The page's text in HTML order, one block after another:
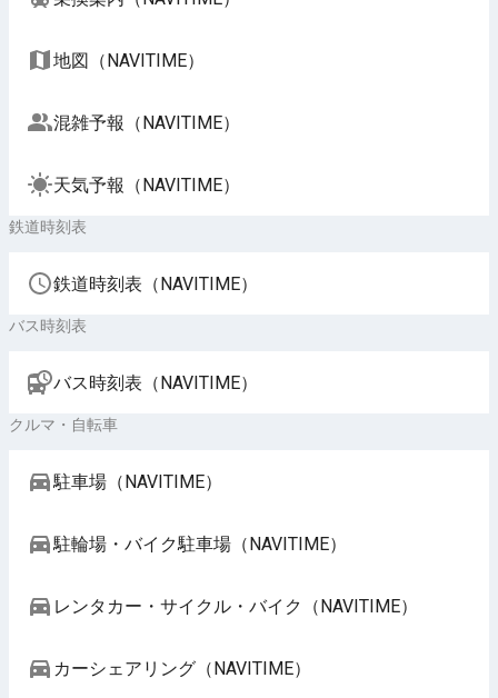
地図（NAVITIME）
混雑予報（NAVITIME）
天気予報（NAVITIME）
鉄道時刻表
鉄道時刻表（NAVITIME）
バス時刻表
バス時刻表（NAVITIME）
クルマ・自転車
駐車場（NAVITIME）
駐輪場・バイク駐車場（NAVITIME）
レンタカー・サイクル・バイク（NAVITIME）
カーシェアリング（NAVITIME）